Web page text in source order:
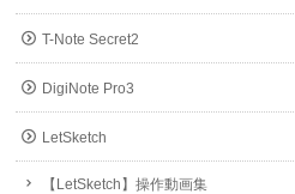
T-Note Secret2
DigiNote Pro3
LetSketch
【LetSketch】操作動画集